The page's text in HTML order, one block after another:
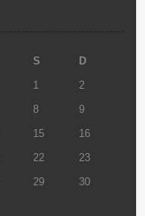
S
D
1
2
8
9
15
16
22
23
29
30